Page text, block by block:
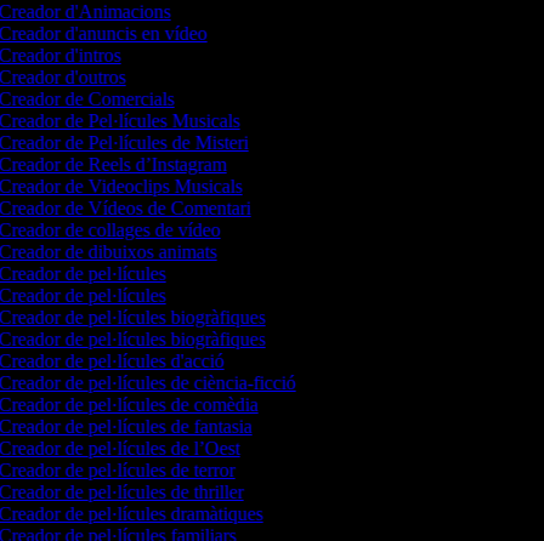
d'Animacions
d'anuncis en vídeo
d'intros
d'outros
de Comercials
de Pel·lícules Musicals
de Pel·lícules de Misteri
de Reels d’Instagram
de Videoclips Musicals
de Vídeos de Comentari
de collages de vídeo
de dibuixos animats
de pel·lícules
de pel·lícules
de pel·lícules biogràfiques
de pel·lícules biogràfiques
de pel·lícules d'acció
de pel·lícules de ciència-ficció
de pel·lícules de comèdia
de pel·lícules de fantasia
de pel·lícules de l’Oest
de pel·lícules de terror
de pel·lícules de thriller
de pel·lícules dramàtiques
de pel·lícules familiars